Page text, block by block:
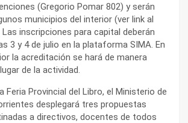
(Gregorio Pomar 802) y serán
municipios del interior (ver link al
inscripciones para capital deberán
3 y 4 de julio en la plataforma SIMA. En
la acreditación se hará de manera
de la actividad.
Feria Provincial del Libro, el Ministerio de
desplegará tres propuestas
a directivos, docentes de todos